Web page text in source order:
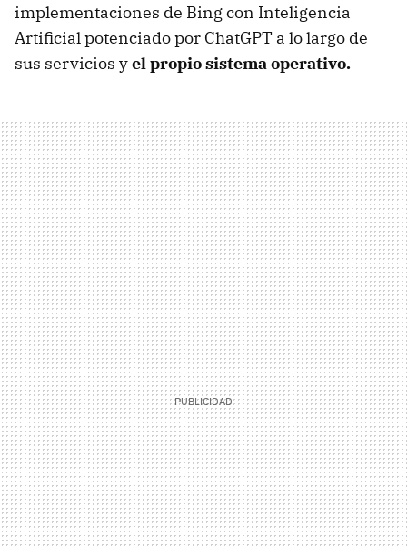
implementaciones de Bing con Inteligencia
Artificial potenciado por ChatGPT a lo largo de
sus servicios yel propio sistema operativo.